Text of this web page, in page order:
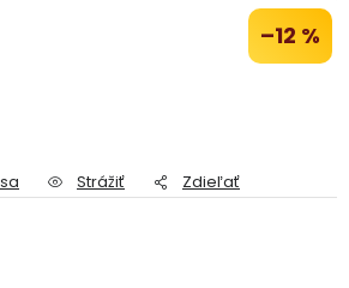
Reklamačný poriadok
osobných údajov
–12 %
Strážiť Zdieľať